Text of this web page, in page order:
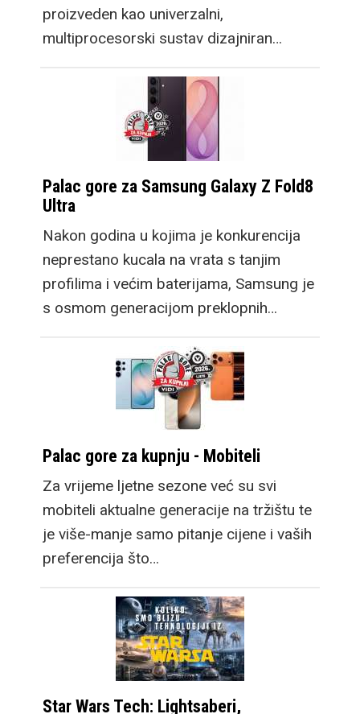
proizveden kao univerzalni,
multiprocesorski sustav dizajniran…
Palac gore za Samsung Galaxy Z Fold8
Ultra
Nakon godina u kojima je konkurencija
neprestano kucala na vrata s tanjim
profilima i većim baterijama, Samsung je
s osmom generacijom preklopnih…
Palac gore za kupnju - Mobiteli
Za vrijeme ljetne sezone već su svi
mobiteli aktualne generacije na tržištu te
je više-manje samo pitanje cijene i vaših
preferencija što…
Star Wars Tech: Lightsaberi,